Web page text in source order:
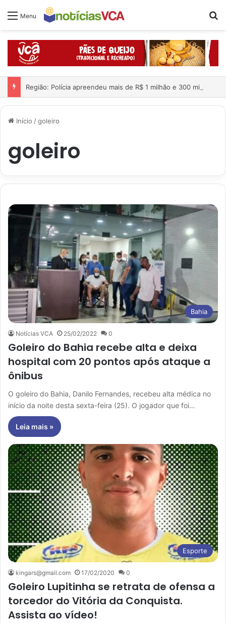
Menu
Início /goleiro
goleiro
Bahia
Notícias VCA 25/02/2022 0
Goleiro do Bahia recebe alta e deixa
hospital com 20 pontos após ataque a
ônibus
O goleiro do Bahia, Danilo Fernandes, recebeu alta médica no
início da noite desta sexta-feira (25). O jogador que foi…
Leia mais »
Esporte
kingars@gmail.com 17/02/2020 0
Goleiro Lupitinha se retrata de ofensa a
torcedor do Vitória da Conquista.
Assista ao vídeo!